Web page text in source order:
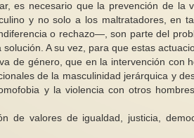
es necesario que la prevención de la
y no solo a los maltratadores, en
o rechazo—, son parte del
solución. A su vez, para que estas
de género, que en la intervención con
de la masculinidad jerárquica y
y la violencia con otros
de valores de igualdad, justicia,